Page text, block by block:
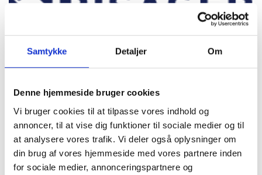
Samtykke Detaljer Om
Denne hjemmeside bruger cookies
Vi bruger cookies til at tilpasse vores indhold og
annoncer, til at vise dig funktioner til sociale medier og til
at analysere vores trafik. Vi deler også oplysninger om
din brug af vores hjemmeside med vores partnere inden
for sociale medier, annonceringspartnere og
Frichsvej 59, DK-8464 Galten
CVR nr. 17075446